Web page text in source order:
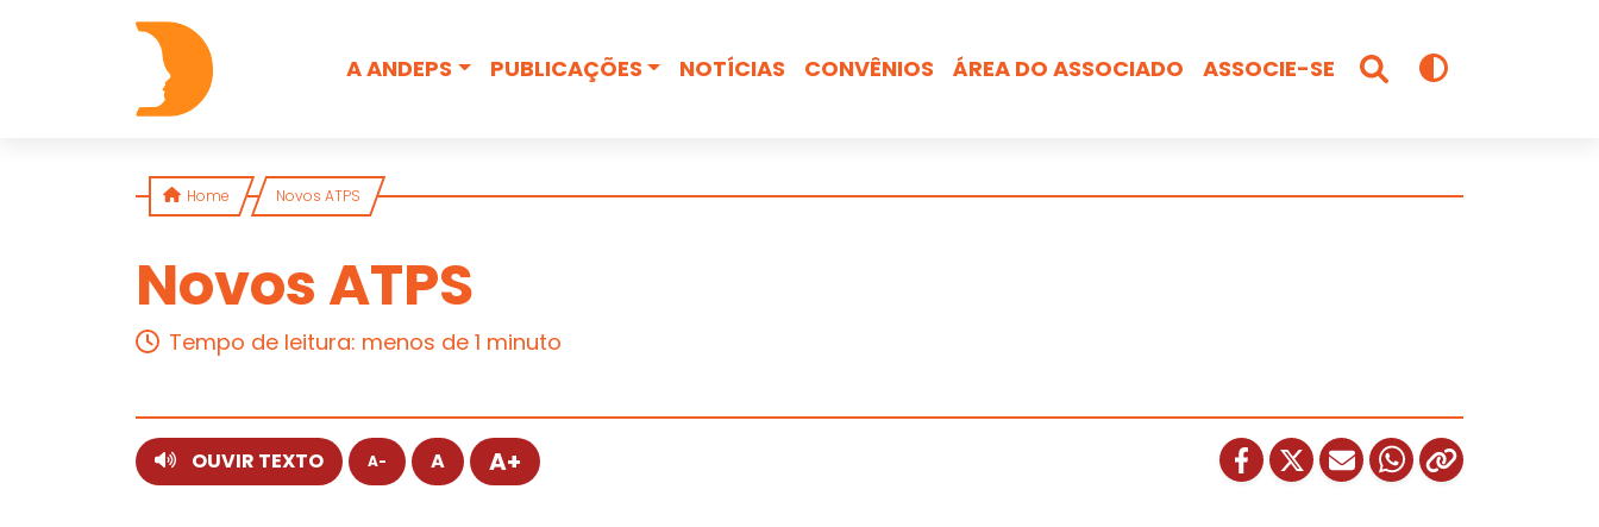
Skip to content
A ANDEPS
PUBLICAÇÕES NOTÍCIAS CONVÊNIOS ÁREA DO ASSOCIADO ASSOCIE-SE
Busca
Home Novos ATPS
Novos ATPS
5 de março de 2025
Tempo de leitura: menos de 1 minuto
OUVIR TEXTO A- A A+